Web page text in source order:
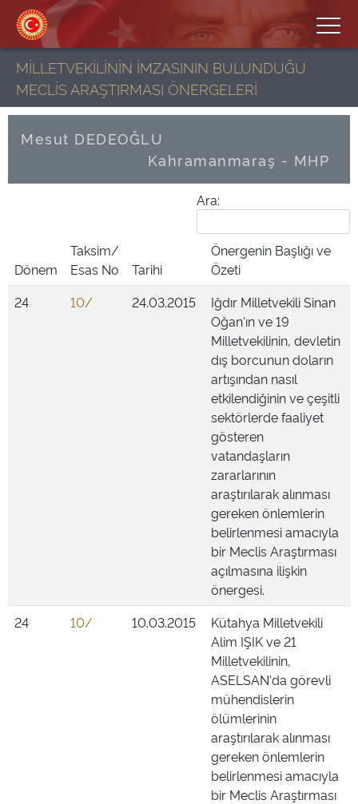
MİLLETVEKİLİNİN İMZASININ BULUNDUĞU
MECLİS ARAŞTIRMASI ÖNERGELERİ
Mesut DEDEOĞLU
Kahramanmaraş - MHP
Ara:
Dönem
Taksim/
Esas No
Tarihi
Önergenin Başlığı ve
Özeti
24
10/ 24.03.2015
Iğdır Milletvekili Sinan
Oğan'ın ve 19
Milletvekilinin, devletin
dış borcunun doların
artışından nasıl
etkilendiğinin ve çeşitli
sektörlerde faaliyet
gösteren
vatandaşların
zararlarının
araştırılarak alınması
gereken önlemlerin
belirlenmesi amacıyla
bir Meclis Araştırması
açılmasına ilişkin
önergesi.
24
10/ 10.03.2015
Kütahya Milletvekili
Alim IŞIK ve 21
Milletvekilinin,
ASELSAN'da görevli
mühendislerin
ölümlerinin
araştırılarak alınması
gereken önlemlerin
belirlenmesi amacıyla
bir Meclis Araştırması